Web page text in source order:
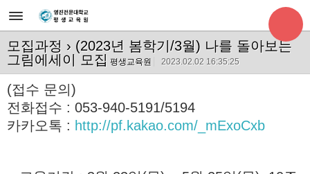
모집과정 › (2023년 봄학기/3월) 나를 돌아보는
그림에세이 모집 평생교육원 2023.02.02 16:35:25
(접수 문의)
전화접수 : 053-940-5191/5194
카카오톡 : http://pf.kakao.com/_mExoCxb